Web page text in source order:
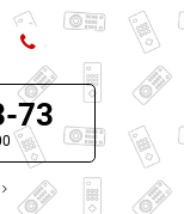
73